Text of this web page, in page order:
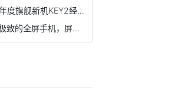
舰新机KEY2经典重生
，屏幕最漂亮3款手机你喜欢吗？